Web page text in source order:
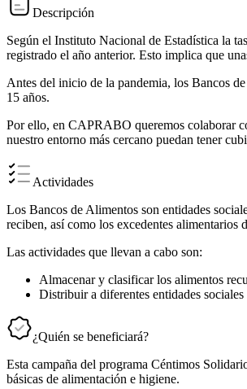
Descripción
Según el Instituto Nacional de Estadística la
registrado el año anterior. Esto implica que
Antes del inicio de la pandemia, los Bancos
15 años.
Por ello, en CAPRABO queremos colaborar
nuestro entorno más cercano puedan tener
Actividades
Los Bancos de Alimentos son entidades
reciben, así como los excedentes alimentarios
Las actividades que llevan a cabo son:
Almacenar y clasificar los alimentos
Distribuir a diferentes entidades
¿Quién se beneficiará?
Esta campaña del programa Céntimos
básicas de alimentación e higiene.